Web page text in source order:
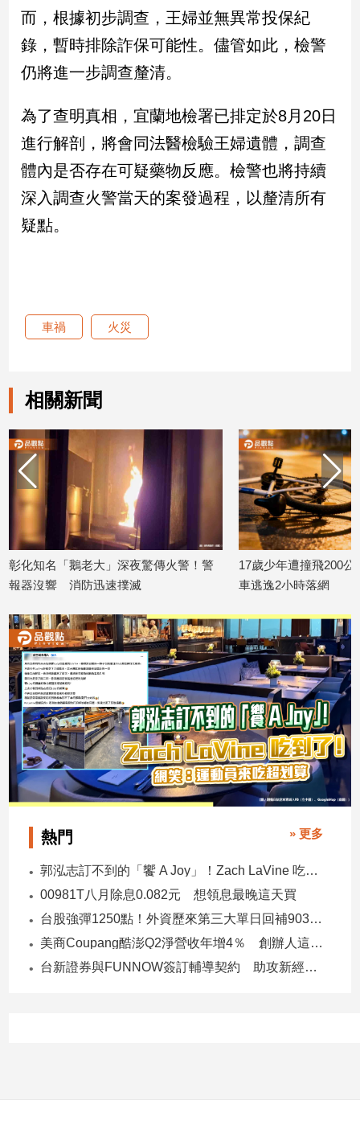
觀
點
娛
樂
娛
星
聞
流
行/
活
築/
室
內
設
計
旅
遊/
美
食
座/
命
理
消
費
健
康/
親
子/
感
／
／
推
而，根據初步調查，王婦並無異常投保紀
錄，暫時排除詐保可能性。儘管如此，檢警
仍將進一步調查釐清。
為了查明真相，宜蘭地檢署已排定於8月20日
進行解剖，將會同法醫檢驗王婦遺體，調查
體內是否存在可疑藥物反應。檢警也將持續
深入調查火警當天的案發過程，以釐清所有
疑點。
車禍 火災
相關新聞
彰化知名「鵝老大」深夜驚傳火警！警
報器沒響 消防迅速撲滅
17歲少年遭撞飛200
車逃逸2小時落網
熱門 » 更多
郭泓志訂不到的「饗 A Joy」！Zach LaVine 吃到了！ 網笑：運動員來吃超划算
00981T八月除息0.082元 想領息最晚這天買
台股強彈1250點！外資歷來第三大單日回補903億 ETF反彈
美商Coupang酷澎Q2淨營收年增4％ 創辦人這樣看台灣市場！
台新證券與FUNNOW簽訂輔導契約 助攻新經濟企業上市櫃